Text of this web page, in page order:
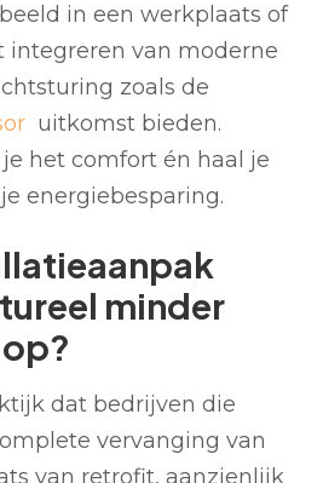
in een werkplaats of
integreren van moderne
zoals de
uitkomst bieden.
het comfort én haal je
energiebesparing.
minder
dat bedrijven die
vervanging van
van retrofit, aanzienlijk